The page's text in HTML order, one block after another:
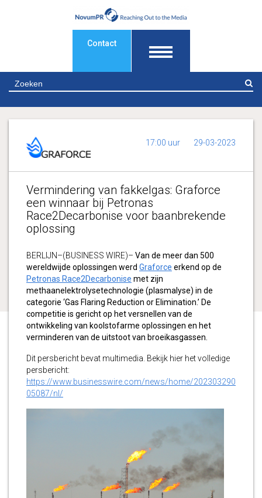
Contact
17:00 uur 29-03-2023
Vermindering van fakkelgas: Graforce
een winnaar bij Petronas
Race2Decarbonise voor baanbrekende
oplossing
BERLIJN–(BUSINESS WIRE)– Van de meer dan 500
wereldwijde oplossingen werd Graforce erkend op de
Petronas Race2Decarbonise met zijn
methaanelektrolysetechnologie (plasmalyse) in de
categorie ‘Gas Flaring Reduction or Elimination.’ De
competitie is gericht op het versnellen van de
ontwikkeling van koolstofarme oplossingen en het
verminderen van de uitstoot van broeikasgassen.
Dit persbericht bevat multimedia. Bekijk hier het volledige
persbericht:
https://www.businesswire.com/news/home/202303290
05087/nl/